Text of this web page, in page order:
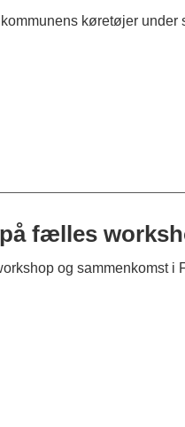
køretøjer
fælles
og sammenkomst i